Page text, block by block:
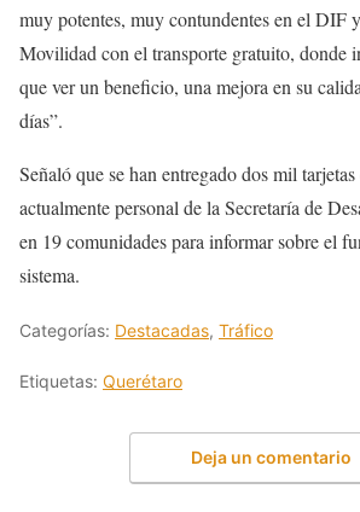
muy potentes, muy contundentes en el DIF
Movilidad con el transporte gratuito, donde
que ver un beneficio, una mejora en su
días”.
Señaló que se han entregado dos mil
actualmente personal de la Secretaría de
en 19 comunidades para informar sobre el
sistema.
Categorías: Destacadas, Tráfico
Etiquetas: Querétaro
Deja un comentario